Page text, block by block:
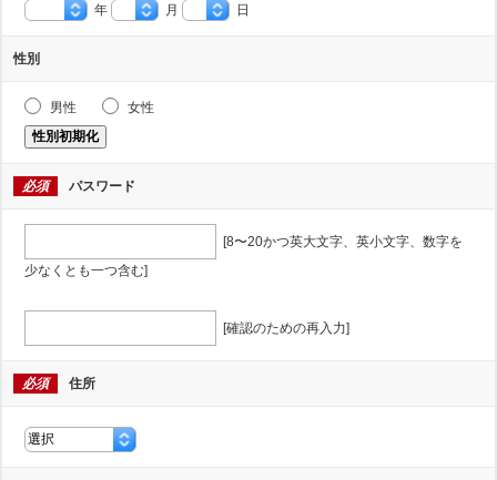
年 月 日
性別
男性
女性
性別初期化
必須 パスワード
[8〜20かつ英大文字、英小文字、数字を
少なくとも一つ含む]
[確認のための再入力]
必須 住所